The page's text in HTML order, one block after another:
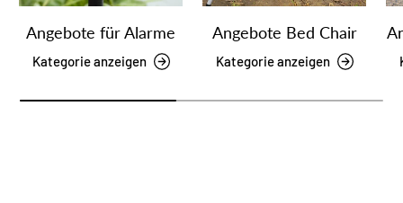
Angebote für Alarme
Kategorie anzeigen
Angebote Bed Chair
Kategorie anzeigen